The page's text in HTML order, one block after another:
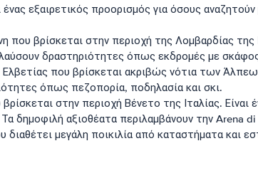
ένας εξαιρετικός προορισμός για όσους
που βρίσκεται στην περιοχή της Λομβαρδίας
δραστηριότητες όπως εκδρομές με
που βρίσκεται ακριβώς νότια των
όπως πεζοπορία, ποδηλασία και σκι.
στην περιοχή Βένετο της Ιταλίας.
δημοφιλή αξιοθέατα περιλαμβάνουν την
μεγάλη ποικιλία από καταστήματα και